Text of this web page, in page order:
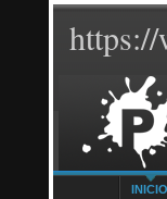
https://
INICIO